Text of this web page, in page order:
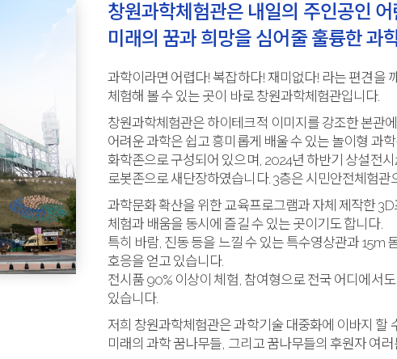
창원과학체험관은 내일의 주인공인 어
미래의 꿈과 희망을 심어줄 훌륭한 과
과학이라면 어렵다! 복잡하다! 재미없다! 라는 편견을
체험해 볼 수 있는 곳이 바로 창원과학체험관입니다.
창원과학체험관은 하이테크적 이미지를 강조한 본관
어려운 과학은 쉽고 흥미롭게 배울 수 있는 놀이형 과
화학존으로 구성되어 있으며, 2024년 하반기 상설전
로봇존으로 새단장하였습니다. 3층은 시민안전체험관
과학문화 확산을 위한 교육프로그램과 자체 제작한
체험과 배움을 동시에 즐길 수 있는 곳이기도 합니다.
특히 바람, 진동 등을 느낄 수 있는 특수영상관과 15m
호응을 얻고 있습니다.
전시품 90% 이상이 체험, 참여형으로 전국 어디에서
있습니다.
저희 창원과학체험관은 과학기술 대중화에 이바지 할
미래의 과학 꿈나무들, 그리고 꿈나무들의 후원자 여